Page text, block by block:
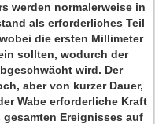
werden normalerweise in
als erforderliches Teil
die ersten Millimeter
sollten, wodurch der
wird. Der
aber von kurzer Dauer,
Wabe erforderliche Kraft
Ereignisses auf